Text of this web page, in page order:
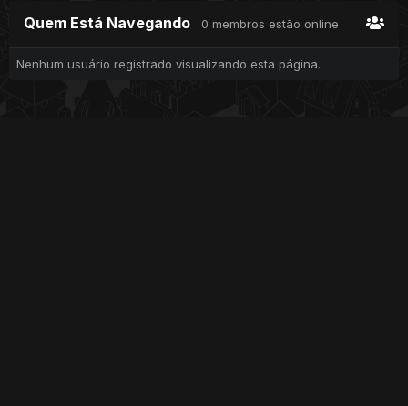
Quem Está Navegando 0 membros estão online
Nenhum usuário registrado visualizando esta página.